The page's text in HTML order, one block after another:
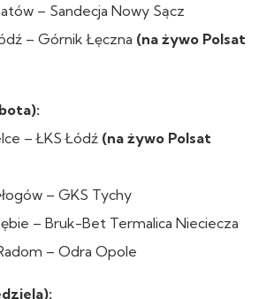
– Sandecja Nowy Sącz
– Górnik Łęczna (na żywo Polsat
– ŁKS Łódź (na żywo Polsat
– GKS Tychy
– Bruk-Bet Termalica Nieciecza
– Odra Opole